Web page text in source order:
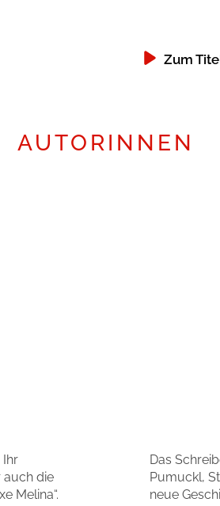
Zum
AUTORINNEN
Ihr
auch die
Melina“.
Das
Pumuckl,
neue